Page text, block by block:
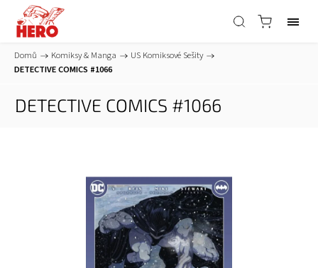
Domů / Komiksy & Manga / US Komiksové Sešity /
DETECTIVE COMICS #1066
DETECTIVE COMICS #1066